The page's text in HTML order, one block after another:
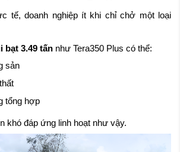
tế, doanh nghiệp ít khi chỉ chở một loại
bạt 3.49 tấn như Tera350 Plus có thể:
sản
tổng hợp
khó đáp ứng linh hoạt như vậy.